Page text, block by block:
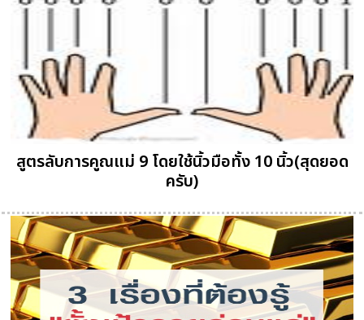
สูตรลับการคูณแม่ 9 โดยใช้นิ้วมือทั้ง 10 นิ้ว(สุดยอด
ครับ)